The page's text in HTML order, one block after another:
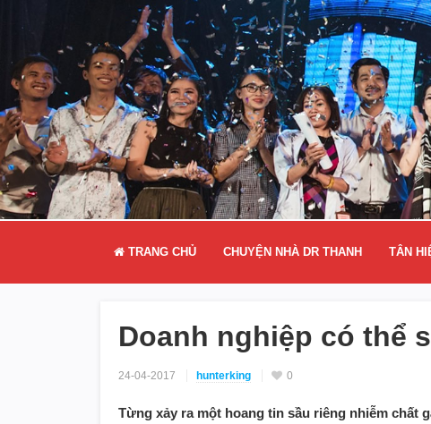
TRANG CHỦ CHUYỆN NHÀ DR THANH TÂN
Doanh nghiệp có thể
24-04-2017 hunterking 0
Từng xảy ra một hoang tin sầu riêng nhiễm